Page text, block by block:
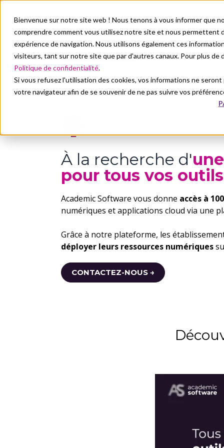
Bienvenue sur notre site web ! Nous tenons à vous informer que
comprendre comment vous utilisez notre site et nous permettent
expérience de navigation. Nous utilisons également ces
visiteurs, tant sur notre site que par d'autres canaux. Pour plus
Politique de confidentialité.
Si vous refusez l'utilisation des cookies, vos informations ne
votre navigateur afin de se souvenir de ne pas suivre vos
Nos solutions
Nos solutions Platforme Deployment Platform
À la recherche d'
pour tous vos
Academic Software vous donne accès à
numériques et applications cloud via une
Grâce à notre plateforme, les
déployer leurs ressources numériques
CONTACTEZ-NOUS →